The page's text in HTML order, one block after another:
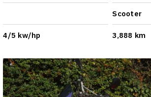
Scooter
4/5 kw/hp 3,888 km